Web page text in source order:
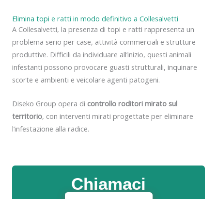
Chiamaci
Elimina topi e ratti in modo definitivo a Collesalvetti
A Collesalvetti, la presenza di topi e ratti rappresenta un
problema serio per case, attività commerciali e strutture
produttive. Difficili da individuare all’inizio, questi animali
infestanti possono provocare guasti strutturali, inquinare
scorte e ambienti e veicolare agenti patogeni.
Diseko Group opera di controllo roditori mirato sul
territorio, con interventi mirati progettate per eliminare
l’infestazione alla radice.